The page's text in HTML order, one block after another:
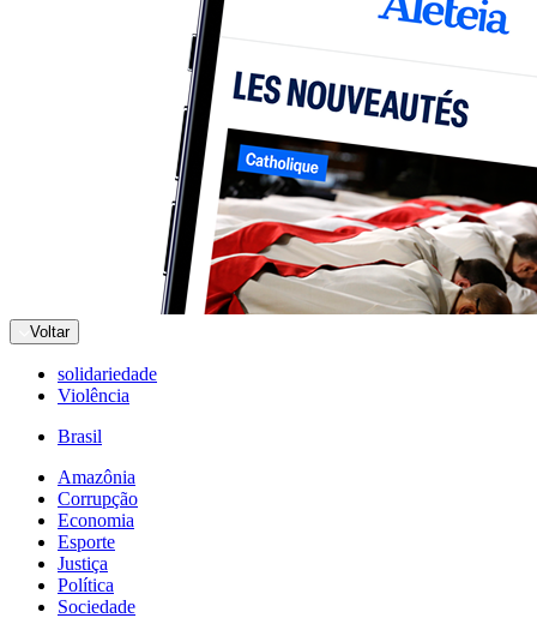
Voltar
solidariedade
Violência
Brasil
Amazônia
Corrupção
Economia
Esporte
Justiça
Política
Sociedade